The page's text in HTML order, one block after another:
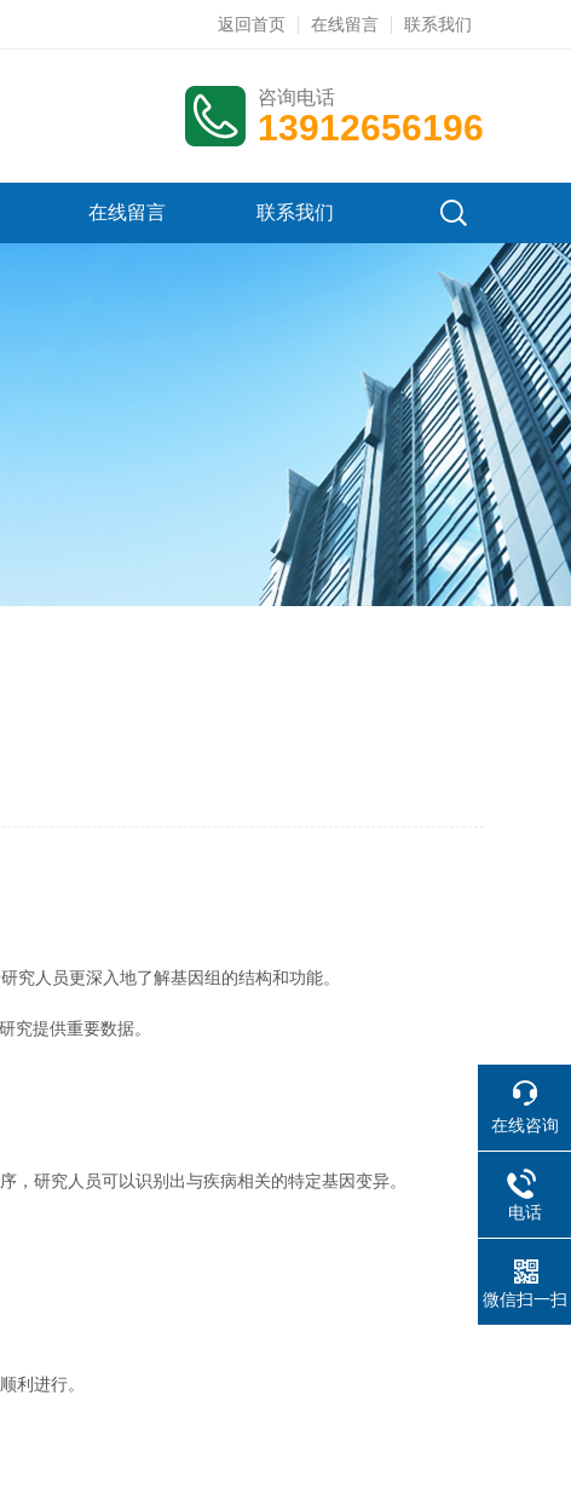
返回首页 在线留言 联系我们
咨询电话
13912656196
在线留言 联系我们
人员更深入地了解基因组的结构和功能。
提供重要数据。
研究人员可以识别出与疾病相关的特定基因变异。
利进行。
在线咨询
电话
微信扫一扫